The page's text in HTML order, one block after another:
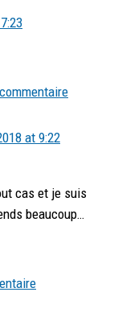
at 9:22
cas et je suis
beaucoup…